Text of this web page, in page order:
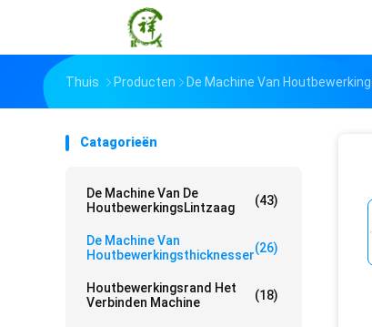
Thuis Producten De Machine Van
Catagorieën
De Machine Van De
HoutbewerkingsLintzaag
(43)
De Machine Van
Houtbewerkingsthicknesser(26)
Houtbewerkingsrand Het
Verbinden Machine
(18)